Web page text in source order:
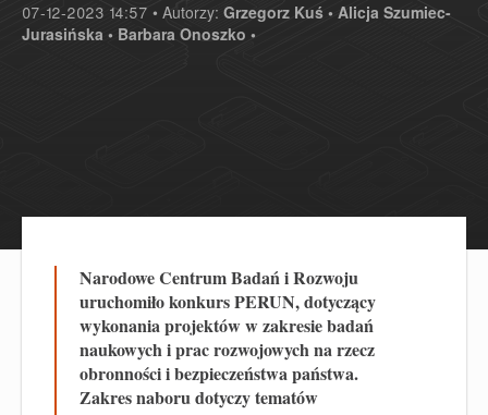
07-12-2023 14:57 • Autorzy: Grzegorz Kuś • Alicja Szumiec-
Jurasińska • Barbara Onoszko •
Narodowe Centrum Badań i Rozwoju
uruchomiło konkurs PERUN, dotyczący
wykonania projektów w zakresie badań
naukowych i prac rozwojowych na rzecz
obronności i bezpieczeństwa państwa.
Zakres naboru dotyczy tematów